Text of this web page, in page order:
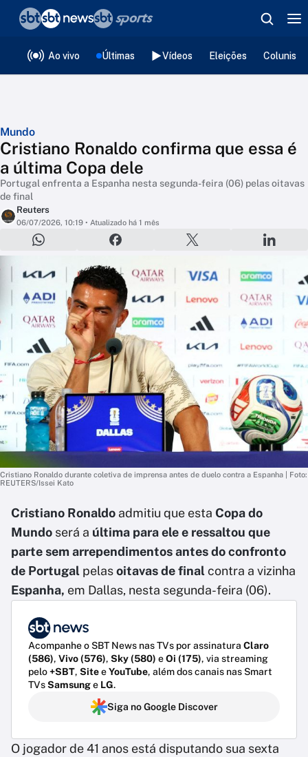
Ao vivo Últimas Vídeos Eleições
Mundo
Cristiano Ronaldo confirma que essa é
a última Copa dele
Portugal enfrenta a Espanha nesta segunda-feira (06) pelas oitavas
de final
Reuters
06/07/2026, 10:19 • Atualizado há 1 mês
Cristiano Ronaldo durante coletiva de imprensa antes de duelo contra a Espanha | Foto:
REUTERS/Issei Kato
Cristiano Ronaldo admitiu que esta Copa do
Mundo será a última para ele e ressaltou que
parte sem arrependimentos antes do confronto
de Portugal pelasoitavas de finalcontra a vizinha
Espanha, em Dallas, nesta segunda-feira (06).
Acompanhe o SBT News nas TVs por assinatura Claro
(586), Vivo (576), Sky (580) eOi (175), via streaming
pelo+SBT, SiteeYouTube, além dos canais nas Smart
TVsSamsunge LG.
Siga no Google Discover
O jogador de 41 anos está disputando sua sexta
❮voltar
Editorias